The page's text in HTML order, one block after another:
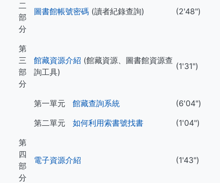
二
部
分
圖書館帳號密碼 (讀者紀錄查詢) (2'48")
第
三
部
分
館藏資源介紹 (館藏資源、圖書館資源查
詢工具)
(1'31")
第一單元 館藏查詢系統
(6'04")
第二單元 如何利用索書號找書
(1'04")
第
四
部
分
電子資源介紹 (1'43")